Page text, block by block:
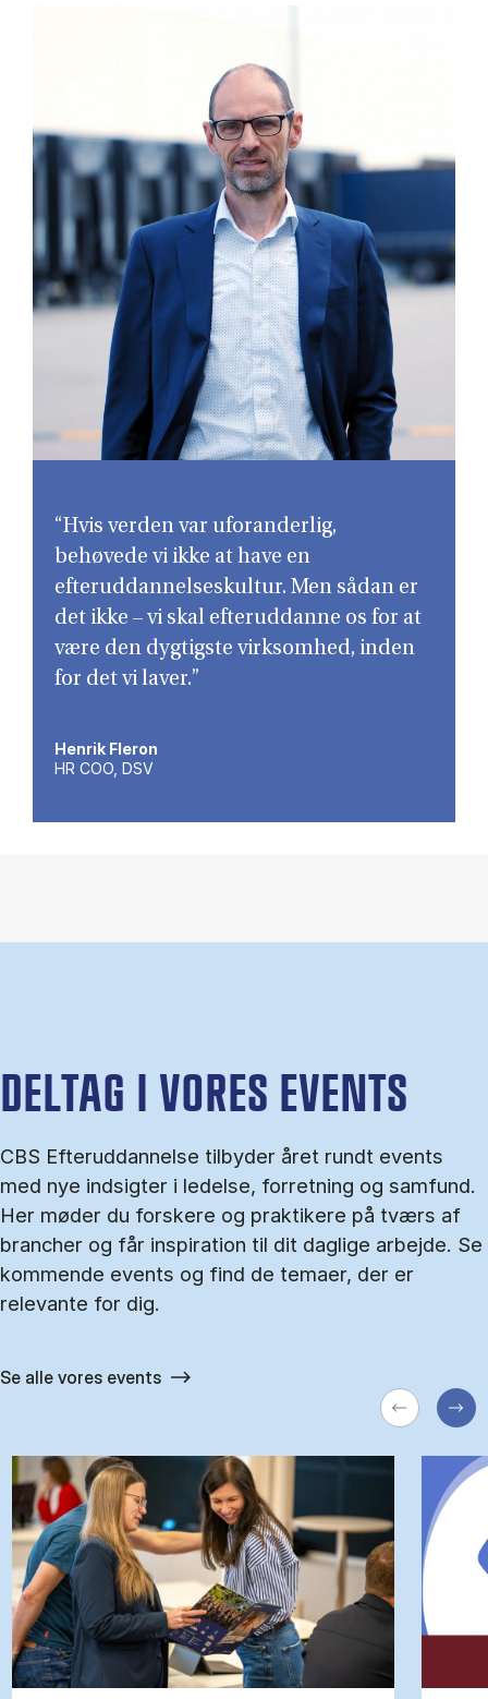
“Hvis verden var uforanderlig,
behøvede vi ikke at have en
efteruddannelseskultur. Men sådan er
det ikke – vi skal efteruddanne os for at
være den dygtigste virksomhed, inden
for det vi laver.”
Henrik Fleron
HR COO, DSV
DELTAG I VORES EVENTS
CBS Efteruddannelse tilbyder året rundt events
med nye indsigter i ledelse, forretning og samfund.
Her møder du forskere og praktikere på tværs af
brancher og får inspiration til dit daglige arbejde. Se
kommende events og find de temaer, der er
relevante for dig.
Se alle vores events